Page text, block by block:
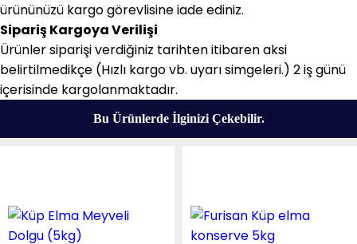
ürününüzü kargo görevlisine iade ediniz.
Sipariş Kargoya Verilişi
Ürünler siparişi verdiğiniz tarihten itibaren aksi
belirtilmedikçe (Hızlı kargo vb. uyarı simgeleri.) 2 iş günü
içerisinde kargolanmaktadır.
Bu Ürünlerde İlginizi Çekebilir.